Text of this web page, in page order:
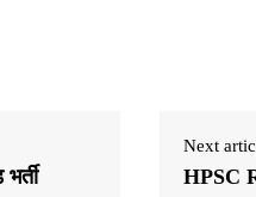
Next
HPSC